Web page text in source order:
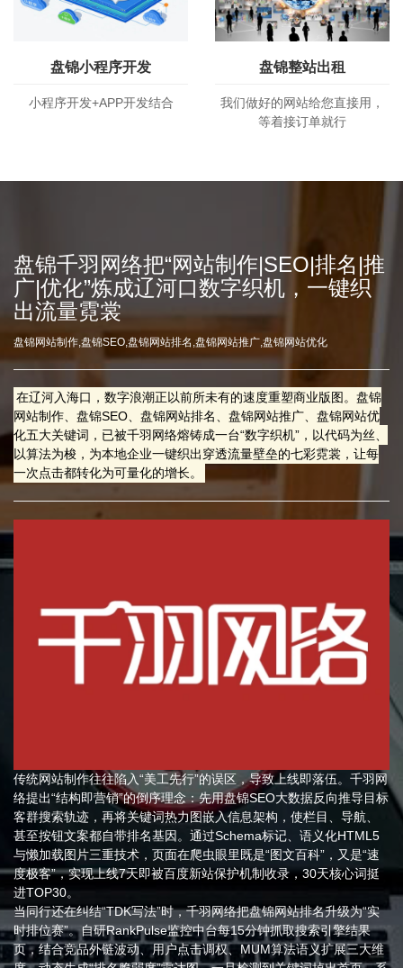
盘锦小程序开发
小程序开发+APP开发结合
盘锦整站出租
我们做好的网站给您直接用，
等着接订单就行
盘锦千羽网络把“网站制作|SEO|排名|推
广|优化”炼成辽河口数字织机，一键织
出流量霓裳
盘锦网站制作,盘锦SEO,盘锦网站排名,盘锦网站推广,盘锦网站优化
在辽河入海口，数字浪潮正以前所未有的速度重塑商业版图。盘锦
网站制作、盘锦SEO、盘锦网站排名、盘锦网站推广、盘锦网站优
化五大关键词，已被千羽网络熔铸成一台“数字织机”，以代码为丝、
以算法为梭，为本地企业一键织出穿透流量壁垒的七彩霓裳，让每
一次点击都转化为可量化的增长。
传统网站制作往往陷入“美工先行”的误区，导致上线即落伍。千羽网
络提出“结构即营销”的倒序理念：先用盘锦SEO大数据反向推导目标
客群搜索轨迹，再将关键词热力图嵌入信息架构，使栏目、导航、
甚至按钮文案都自带排名基因。通过Schema标记、语义化HTML5
与懒加载图片三重技术，页面在爬虫眼里既是“图文百科”，又是“速
度极客”，实现上线7天即被百度新站保护机制收录，30天核心词挺
进TOP30。
当同行还在纠结“TDK写法”时，千羽网络把盘锦网站排名升级为“实
时排位赛”。自研RankPulse监控中台每15分钟抓取搜索引擎结果
页，结合竞品外链波动、用户点击调权、MUM算法语义扩展三大维